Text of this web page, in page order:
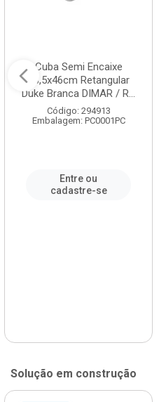
Cuba Semi Encaixe
58,5x46cm Retangular
Duke Branca DIMAR / R...
Código: 294913
Embalagem: PC0001PC
Entre ou
cadastre-se
Solução em construção